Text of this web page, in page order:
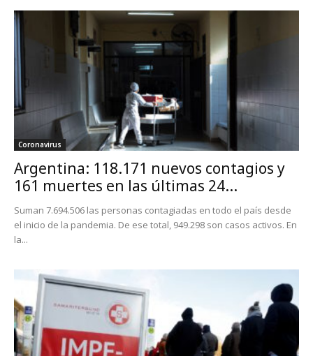
Coronavirus
Argentina: 118.171 nuevos contagios y
161 muertes en las últimas 24...
Suman 7.694.506 las personas contagiadas en todo el país desde
el inicio de la pandemia. De ese total, 949.298 son casos activos. En
la...